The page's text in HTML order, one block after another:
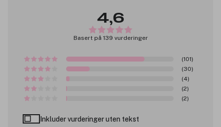
4,6
Basert på 139 vurderinger
(101)
(30)
(4)
(2)
(2)
Inkluder vurderinger uten tekst